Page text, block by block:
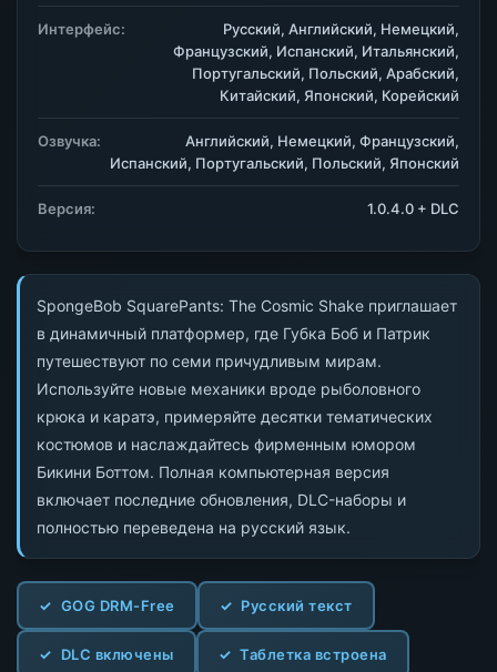
SpongeBob SquarePants: The Cosmic Shake приглашает
в динамичный платформер, где Губка Боб и Патрик
путешествуют по семи причудливым мирам.
Используйте новые механики вроде рыболовного
крюка и каратэ, примеряйте десятки тематических
костюмов и наслаждайтесь фирменным юмором
Бикини Боттом. Полная компьютерная версия
включает последние обновления, DLC-наборы и
полностью переведена на русский язык.
GOG DRM-Free Русский текст
DLC включены Таблетка встроена
Интерфейс:
Русский, Английский, Немецкий,
Французский, Испанский, Итальянский,
Португальский, Польский, Арабский,
Китайский, Японский, Корейский
Озвучка:
Английский, Немецкий, Французский,
Испанский, Португальский, Польский, Японский
Версия: 1.0.4.0 + DLC